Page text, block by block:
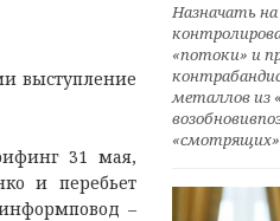
выступление
31 мая,
и перебьет
–
Назначать
«потоки» и
металлов из
«смотрящих»